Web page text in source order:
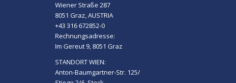
Wiener Straße 287
8051 Graz, AUSTRIA
+43 316 672852-0
Rechnungsadresse:
Im Gereut 9, 8051 Graz
STANDORT WIEN:
Anton-Baumgartner-Str. 125/